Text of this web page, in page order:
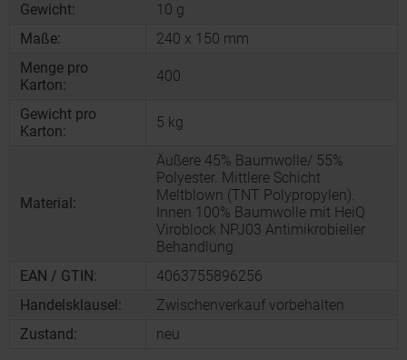
Gewicht:
10 g
Maße:
240 x 150 mm
Menge pro
Karton:
400
Gewicht pro
Karton:
5 kg
Material:
Äußere 45% Baumwolle/ 55%
Polyester. Mittlere Schicht
Meltblown (TNT Polypropylen).
Innen 100% Baumwolle mit HeiQ
Viroblock NPJ03 Antimikrobieller
Behandlung
EAN / GTIN:
4063755896256
Handelsklausel:
Zwischenverkauf vorbehalten
Zustand:
neu